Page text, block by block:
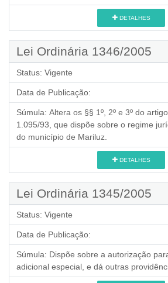
DETALHES
Lei Ordinária 1346/2005
Status: Vigente
Data de Publicação:
Súmula: Altera os §§ 1º, 2º e 3º do
1.095/93, que dispõe sobre o regime
do município de Mariluz.
DETALHES
Lei Ordinária 1345/2005
Status: Vigente
Data de Publicação:
Súmula: Dispõe sobre a autorização
adicional especial, e dá outras